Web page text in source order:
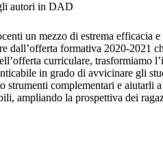
autori in DAD
un mezzo di estrema efficacia
dall’offerta formativa 2020-2021
curriculare, trasformiamo
in grado di avvicinare gli
strumenti complementari e aiutarli
ampliando la prospettiva dei